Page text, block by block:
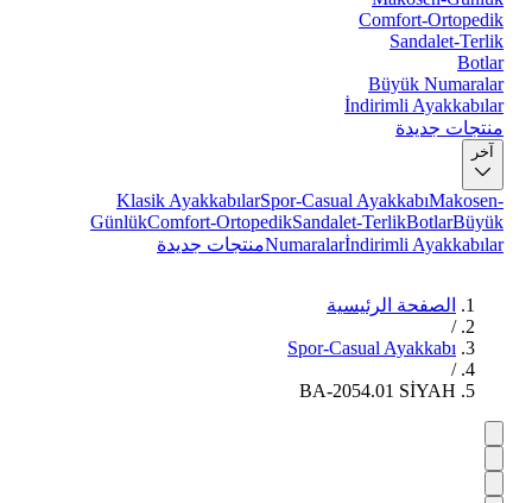
Comfort-Ortopedik
Sandalet-Terlik
Botlar
Büyük Numaralar
İndirimli Ayakkabılar
منتجات جديدة
آخر
Klasik AyakkabılarSpor-Casual AyakkabıMakosen-
GünlükComfort-OrtopedikSandalet-TerlikBotlarBüyük
Numaralarİndirimli Ayakkabılar منتجات جديدة
الصفحة الرئيسية
/
Spor-Casual Ayakkabı
/
BA-2054.01 SİYAH